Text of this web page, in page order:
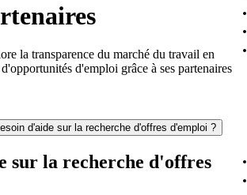
la transparence du marché du travail en
d'emploi grâce à ses partenaires
d'aide sur la recherche d'offres d'emploi ?
sur la recherche d'offres